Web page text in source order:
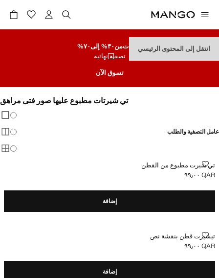
انتقل إلى المحتوى الرئيسيتنزيلاتمن٣٠% إلى٧٠%
تصفية نهائية
تسوق الآن
تي شيرتات مطبوع عليها صور فتى مراهق
عامل التصفية والطلب
تي شيرت مطبوع من القطن
تي شيرت مطبوع من القطن
السعر الحالي [QAR ٩٩٫٠٠ ]
QAR ٩٩٫٠٠
إضافة
تيشيرت قطن بنقشة نص
تيشيرت قطن بنقشة نص
السعر الحالي [QAR ٩٩٫٠٠ ]
QAR ٩٩٫٠٠
إضافة